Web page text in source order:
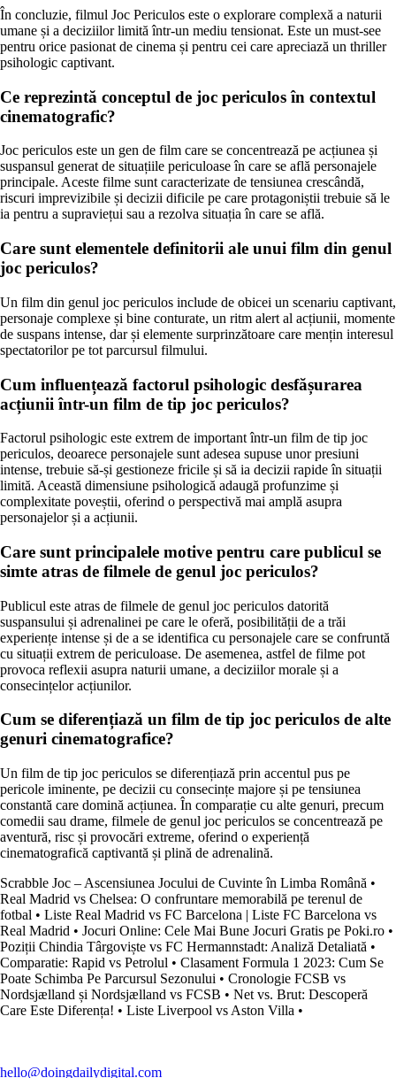
În concluzie, filmul Joc Periculos este o explorare complexă a naturii
umane și a deciziilor limită într-un mediu tensionat. Este un must-see
pentru orice pasionat de cinema și pentru cei care apreciază un thriller
psihologic captivant.
Ce reprezintă conceptul de joc periculos în contextul
cinematografic?
Joc periculos este un gen de film care se concentrează pe acțiunea și
suspansul generat de situațiile periculoase în care se află personajele
principale. Aceste filme sunt caracterizate de tensiunea crescândă,
riscuri imprevizibile și decizii dificile pe care protagoniștii trebuie să le
ia pentru a supraviețui sau a rezolva situația în care se află.
Care sunt elementele definitorii ale unui film din genul
joc periculos?
Un film din genul joc periculos include de obicei un scenariu captivant,
personaje complexe și bine conturate, un ritm alert al acțiunii, momente
de suspans intense, dar și elemente surprinzătoare care mențin interesul
spectatorilor pe tot parcursul filmului.
Cum influențează factorul psihologic desfășurarea
acțiunii într-un film de tip joc periculos?
Factorul psihologic este extrem de important într-un film de tip joc
periculos, deoarece personajele sunt adesea supuse unor presiuni
intense, trebuie să-și gestioneze fricile și să ia decizii rapide în situații
limită. Această dimensiune psihologică adaugă profunzime și
complexitate poveștii, oferind o perspectivă mai amplă asupra
personajelor și a acțiunii.
Care sunt principalele motive pentru care publicul se
simte atras de filmele de genul joc periculos?
Publicul este atras de filmele de genul joc periculos datorită
suspansului și adrenalinei pe care le oferă, posibilității de a trăi
experiențe intense și de a se identifica cu personajele care se confruntă
cu situații extrem de periculoase. De asemenea, astfel de filme pot
provoca reflexii asupra naturii umane, a deciziilor morale și a
consecințelor acțiunilor.
Cum se diferențiază un film de tip joc periculos de alte
genuri cinematografice?
Un film de tip joc periculos se diferențiază prin accentul pus pe
pericole iminente, pe decizii cu consecințe majore și pe tensiunea
constantă care domină acțiunea. În comparație cu alte genuri, precum
comedii sau drame, filmele de genul joc periculos se concentrează pe
aventură, risc și provocări extreme, oferind o experiență
cinematografică captivantă și plină de adrenalină.
Scrabble Joc – Ascensiunea Jocului de Cuvinte în Limba Română •
Real Madrid vs Chelsea: O confruntare memorabilă pe terenul de
fotbal • Liste Real Madrid vs FC Barcelona | Liste FC Barcelona vs
Real Madrid • Jocuri Online: Cele Mai Bune Jocuri Gratis pe Poki.ro •
Poziții Chindia Târgoviște vs FC Hermannstadt: Analiză Detaliată •
Comparatie: Rapid vs Petrolul • Clasament Formula 1 2023: Cum Se
Poate Schimba Pe Parcursul Sezonului • Cronologie FCSB vs
Nordsjælland și Nordsjælland vs FCSB • Net vs. Brut: Descoperă
Care Este Diferența! • Liste Liverpool vs Aston Villa •
hello@doingdailydigital.com